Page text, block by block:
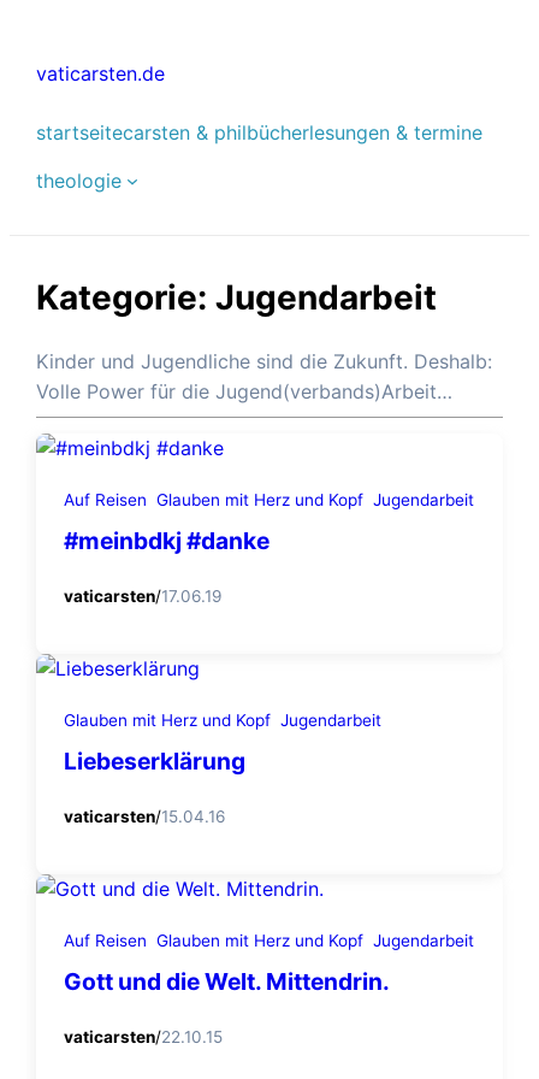
springen
vaticarsten.de
startseitecarsten & philbücherlesungen & termine
theologie
Kategorie:Jugendarbeit
Kinder und Jugendliche sind die Zukunft. Deshalb:
Volle Power für die Jugend(verbands)Arbeit…
Auf Reisen Glauben mit Herz und Kopf Jugendarbeit
#meinbdkj #danke
vaticarsten/17.06.19
Glauben mit Herz und Kopf Jugendarbeit
Liebeserklärung
vaticarsten/15.04.16
Auf Reisen Glauben mit Herz und Kopf Jugendarbeit
Gott und die Welt. Mittendrin.
vaticarsten/22.10.15